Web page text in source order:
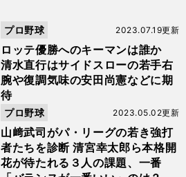
ロッテ優勝へのキーマンは誰か
清水直行はサイドスローの若手右
腕や復調気味の安田尚憲などに期
待
2023.07.19更新
プロ野球
山﨑武司がパ・リーグの若き強打
者たちを診断 清宮幸太郎ら本格開
花が待たれる３人の課題、一番
2023.05.02更新
プロ野球